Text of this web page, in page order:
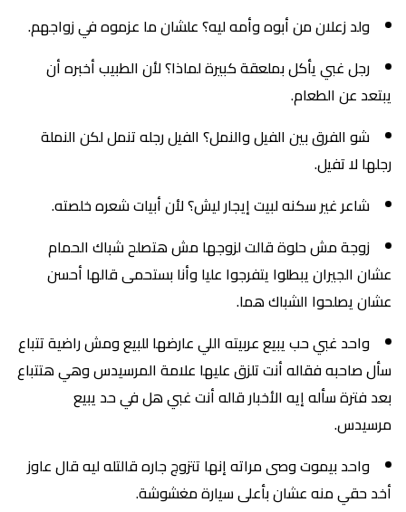
ولد زعلان من أبوه وأمه ليه؟ علشان ما عزموه في زواجهم.
رجل غبي يأكل بملعقة كبيرة لماذا؟ لأن الطبيب أخبره أن
يبتعد عن الطعام.
شو الفرق بين الفيل والنمل؟ الفيل رجله تنمل لكن النملة
رجلها لا تفيل.
شاعر غير سكنه لبيت إيجار ليش؟ لأن أبيات شعره خلصته.
زوجة مش حلوة قالت لزوجها مش هتصلح شباك الحمام
عشان الجيران يبطلوا يتفرجوا عليا وأنا بستحمى قالها أحسن
عشان يصلحوا الشباك هما.
واحد غبي حب يبيع عربيته اللي عارضها للبيع ومش راضية تتباع
سأل صاحبه فقاله أنت تلزق عليها علامة المرسيدس وهي هتتباع
بعد فترة سأله إيه الأخبار قاله أنت غبي هل في حد يبيع
مرسيدس.
واحد بيموت وصى مراته إنها تتزوج جاره قالتله ليه قال عاوز
أخد حقي منه عشان بأعلى سيارة مغشوشة.